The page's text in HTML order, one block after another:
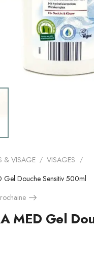
& VISAGE / VISAGES /
Gel Douche Sensitiv 500ml
MED Gel